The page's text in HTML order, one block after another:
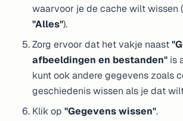
waarvoor je de cache wilt wissen
"Alles").
Zorg ervoor dat het vakje naast
afbeeldingen en bestanden" is
kunt ook andere gegevens zoals
geschiedenis wissen als je dat
Klik op"Gegevens wissen".